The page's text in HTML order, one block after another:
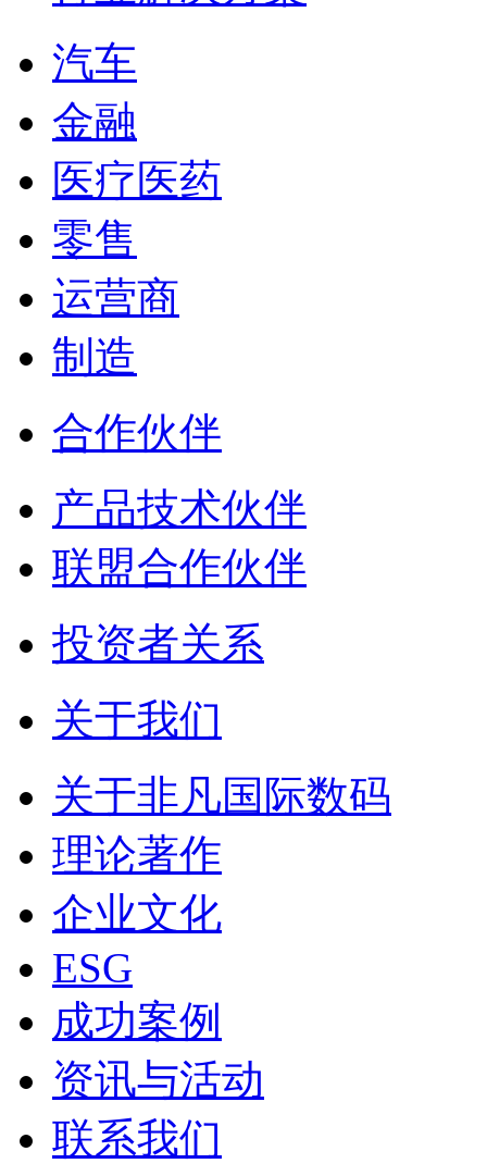
汽车
金融
医疗医药
零售
运营商
制造
合作伙伴
产品技术伙伴
联盟合作伙伴
投资者关系
关于我们
关于非凡国际数码
理论著作
企业文化
ESG
成功案例
资讯与活动
联系我们